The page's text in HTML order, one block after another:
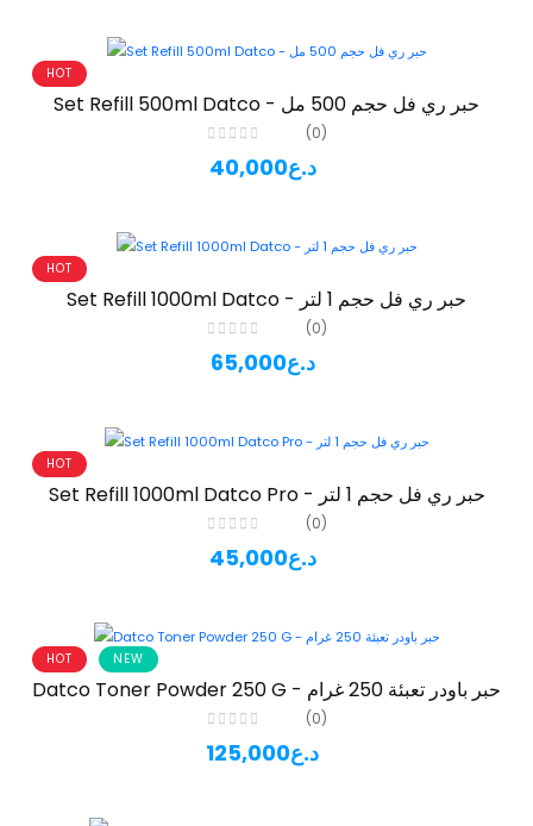
HOT
Set Refill 500ml Datco - حبر ري فل حجم 500 مل
(0)
40,000د.ع
HOT
Set Refill 1000ml Datco - حبر ري فل حجم 1 لتر
(0)
65,000د.ع
HOT
Set Refill 1000ml Datco Pro - حبر ري فل حجم 1 لتر
(0)
45,000د.ع
HOT NEW
Datco Toner Powder 250 G - حبر باودر تعبئة 250 غرام
(0)
125,000د.ع